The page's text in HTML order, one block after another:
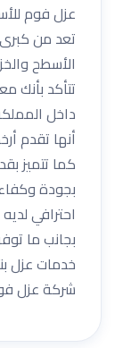
عزل فوم
تعد من
الأسطح
تتأكد
داخل
أنها تقدم
كما تتميز
بجودة
احترافي
بجانب ما
خدمات عزل
شركة عزل